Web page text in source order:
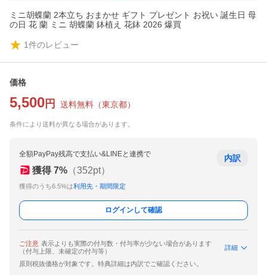
ミニ胡蝶蘭 2本立ち おまかせ ギフト プレゼント お祝い 誕生日 母
の日 花 蘭 ミニ 胡蝶蘭 鉢植え 花鉢 2026 爆買
1件のレビュー
価格
5,500 円 送料無料 （東京都）
条件により送料が異なる場合があります。
全額PayPay残高で支払い&LINEと連携で
獲得 7% （352pt）
獲得のうち6.5%は利用先・期間限定
内訳
ログインして確認
ご注意 表示よりも実際の付与数・付与率が少ない場合があります
（付与上限、未確定の付与等）
詳細
原則税抜価格が対象です。特典詳細は内訳でご確認ください。